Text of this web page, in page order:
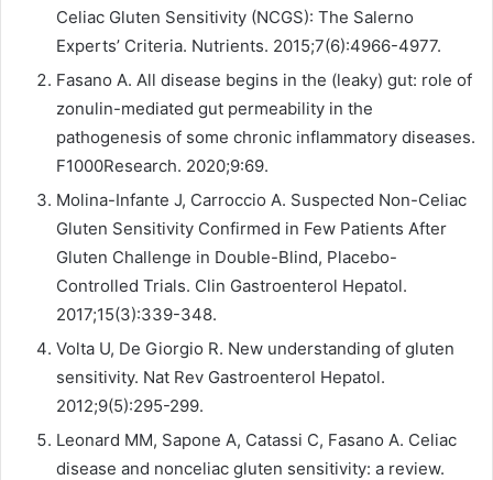
Celiac Gluten Sensitivity (NCGS): The Salerno
Experts’ Criteria. Nutrients. 2015;7(6):4966-4977.
Fasano A. All disease begins in the (leaky) gut: role of
zonulin-mediated gut permeability in the
pathogenesis of some chronic inflammatory diseases.
F1000Research. 2020;9:69.
Molina-Infante J, Carroccio A. Suspected Non-Celiac
Gluten Sensitivity Confirmed in Few Patients After
Gluten Challenge in Double-Blind, Placebo-
Controlled Trials. Clin Gastroenterol Hepatol.
2017;15(3):339-348.
Volta U, De Giorgio R. New understanding of gluten
sensitivity. Nat Rev Gastroenterol Hepatol.
2012;9(5):295-299.
Leonard MM, Sapone A, Catassi C, Fasano A. Celiac
disease and nonceliac gluten sensitivity: a review.